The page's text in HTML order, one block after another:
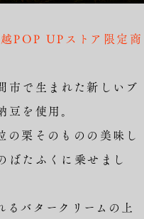
POP UPストア限定商
市で生まれた新しいブ
を使用。
の栗そのものの美味し
ばたふくに乗せまし
バタークリームの上